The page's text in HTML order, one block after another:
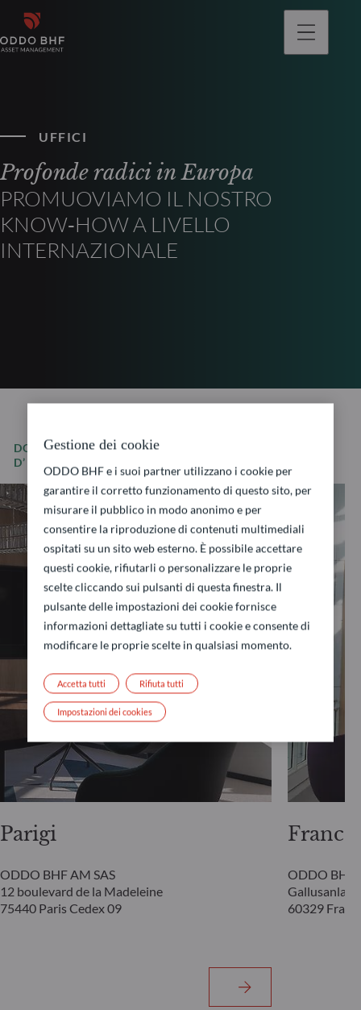
UFFICI
Profonde radici in Europa
PROMUOVIAMO IL NOSTRO
KNOW‑HOW A LIVELLO
INTERNAZIONALE
DOVE SI TROVANO I NOSTRI CENTRI
D’INVESTIMENTO
Parigi
ODDO BHF AM SAS
12 boulevard de la Madeleine
75440 Paris Cedex 09
ODDO BHF
60329
Gestione dei cookie
ODDO BHF e i suoi partner utilizzano i cookie per
garantire il corretto funzionamento di questo sito, per
misurare il pubblico in modo anonimo e per
consentire la riproduzione di contenuti multimediali
ospitati su un sito web esterno. È possibile accettare
questi cookie, rifiutarli o personalizzare le proprie
scelte cliccando sui pulsanti di questa finestra. Il
pulsante delle impostazioni dei cookie fornisce
informazioni dettagliate su tutti i cookie e consente di
modificare le proprie scelte in qualsiasi momento.
Rifiuta tutti
Accetta tutti
Impostazioni dei cookies